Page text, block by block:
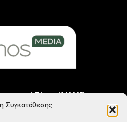
Συγκατάθεσης
Τύπου (242225)